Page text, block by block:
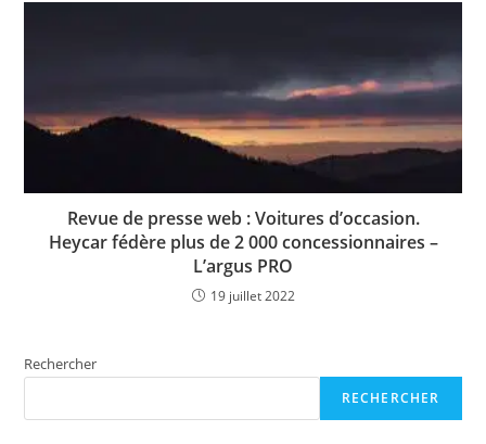
Revue de presse web : Voitures d’occasion.
Heycar fédère plus de 2 000 concessionnaires –
L’argus PRO
19 juillet 2022
Rechercher
RECHERCHER